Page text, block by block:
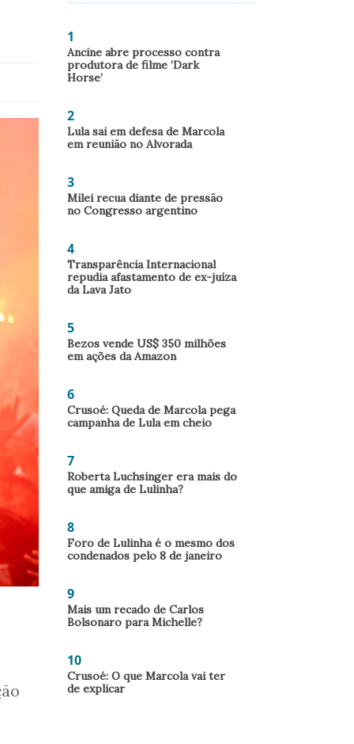
1
Ancine abre processo contra
produtora de filme ‘Dark
Horse’
2
Lula sai em defesa de Marcola
em reunião no Alvorada
3
Milei recua diante de pressão
no Congresso argentino
4
Transparência Internacional
repudia afastamento de ex-juíza
da Lava Jato
5
Bezos vende US$ 350 milhões
em ações da Amazon
6
Crusoé: Queda de Marcola pega
campanha de Lula em cheio
7
Roberta Luchsinger era mais do
que amiga de Lulinha?
8
Foro de Lulinha é o mesmo dos
condenados pelo 8 de janeiro
9
Mais um recado de Carlos
Bolsonaro para Michelle?
10
Crusoé: O que Marcola vai ter
de explicar